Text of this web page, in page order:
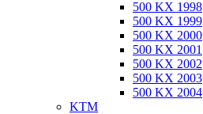
500 KX 1998
500 KX 1999
500 KX 2000
500 KX 2001
500 KX 2002
500 KX 2003
500 KX 2004
KTM